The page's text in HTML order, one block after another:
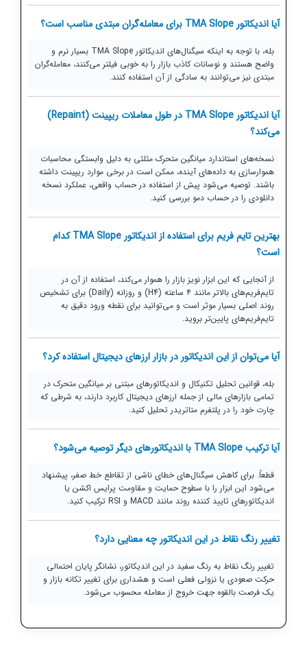
آیا اندیکاتور TMA Slope برای معامله‌گران مبتدی مناسب است؟
بله، با توجه به اینکه سیگنال‌های اندیکاتور TMA Slope بسیار نرم و
واضح هستند و نوسانات کاذب بازار را به خوبی فیلتر می‌کنند، معامله‌گران
مبتدی نیز می‌توانند به سادگی از آن استفاده کنند.
آیا اندیکاتور TMA Slope در طول معاملات ریپینت (Repaint)
می‌کند؟
نسخه‌های استاندارد میانگین متحرک مثلثی به دلیل وابستگی محاسبات
هموارسازی به داده‌های آینده، ممکن است در برخی موارد ریپینت داشته
باشند. توصیه می‌شود پیش از استفاده در حساب واقعی، عملکرد نسخه
دانلودی را در حساب دمو بررسی کنید.
بهترین تایم فریم برای استفاده از اندیکاتور TMA Slope کدام
است؟
از آنجایی که این ابزار نویز بازار را هموار می‌کند، استفاده از آن در
تایم‌فریم‌های بالاتر مانند ۴ ساعته (H4) و روزانه (Daily) برای تشخیص
روند اصلی بسیار موثر است و می‌توانید برای نقطه ورود دقیق به
تایم‌فریم‌های پایین‌تر بروید.
آیا می‌توان از این اندیکاتور در بازار ارزهای دیجیتال استفاده کرد؟
بله، قوانین تحلیل تکنیکال و اندیکاتورهای مبتنی بر میانگین متحرک در
تمامی بازارهای مالی از جمله ارزهای دیجیتال کاربرد دارند، به شرطی که
چارت خود را در پلتفرم متاتریدر تحلیل کنید.
آیا ترکیب TMA Slope با اندیکاتورهای دیگر توصیه می‌شود؟
قطعاً. برای کاهش سیگنال‌های خطای ناشی از تقاطع خط صفر، پیشنهاد
می‌شود این ابزار را با سطوح حمایت و مقاومت پرایس اکشن یا
اندیکاتورهای تایید کننده روند مانند MACD و RSI ترکیب کنید.
تغییر رنگ نقاط در این اندیکاتور چه معنایی دارد؟
تغییر رنگ نقاط به رنگ سفید در این اندیکاتور، نشانگر پایان احتمالی
حرکت صعودی یا نزولی فعلی است و هشداری برای تغییر تکانه بازار و
یک فرصت بالقوه جهت خروج از معامله محسوب می‌شود.